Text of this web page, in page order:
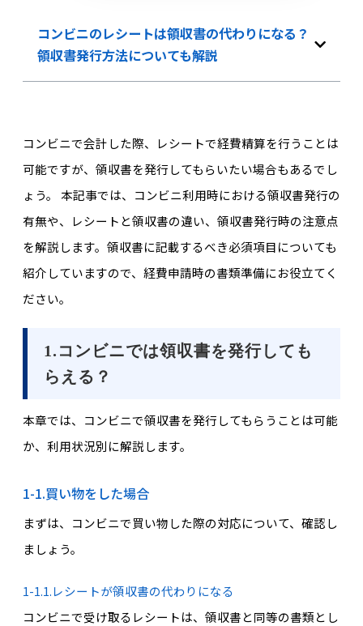
コンビニのレシートは領収書の代わりになる？
領収書発行方法についても解説
コンビニで会計した際、レシートで経費精算を行うことは
可能ですが、領収書を発行してもらいたい場合もあるでし
ょう。 本記事では、コンビニ利用時における領収書発行の
有無や、レシートと領収書の違い、領収書発行時の注意点
を解説します。領収書に記載するべき必須項目についても
紹介していますので、経費申請時の書類準備にお役立てく
ださい。
1.コンビニでは領収書を発行しても
らえる？
本章では、コンビニで領収書を発行してもらうことは可能
か、利用状況別に解説します。
1-1.買い物をした場合
まずは、コンビニで買い物した際の対応について、確認し
ましょう。
1-1.1.レシートが領収書の代わりになる
コンビニで受け取るレシートは、領収書と同等の書類とし